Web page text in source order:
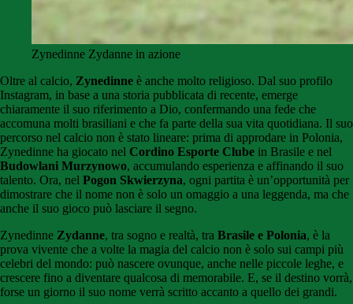
Zynedinne Zydanne in azione
Oltre al calcio, Zynedinne è anche molto religioso. Dal suo profilo
Instagram, in base a una storia pubblicata di recente, emerge
chiaramente il suo riferimento a Dio, confermando una fede che
accomuna molti brasiliani e che fa parte della sua vita quotidiana. Il suo
percorso nel calcio non è stato lineare: prima di approdare in Polonia,
Zynedinne ha giocato nel Cordino Esporte Clube in Brasile e nel
Budowlani Murzynowo, accumulando esperienza e affinando il suo
talento. Ora, nel Pogon Skwierzyna, ogni partita è un’opportunità per
dimostrare che il nome non è solo un omaggio a una leggenda, ma che
anche il suo gioco può lasciare il segno.
Zynedinne Zydanne, tra sogno e realtà, tra Brasile e Polonia, è la
prova vivente che a volte la magia del calcio non è solo sui campi più
celebri del mondo: può nascere ovunque, anche nelle piccole leghe, e
crescere fino a diventare qualcosa di memorabile. E, se il destino vorrà,
forse un giorno il suo nome verrà scritto accanto a quello dei grandi.